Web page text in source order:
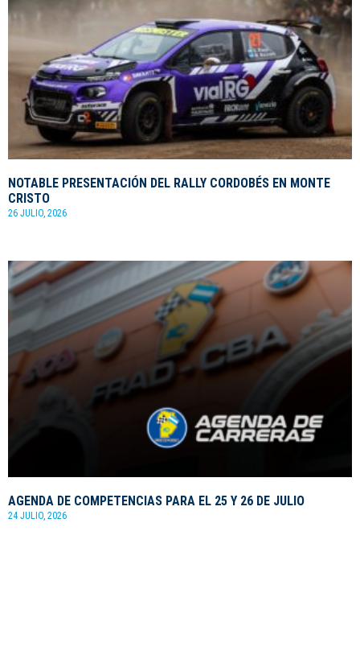
NOTABLE PRESENTACIÓN DEL RALLY CORDOBÉS EN MONTE
CRISTO
26 JULIO, 2026
AGENDA DE COMPETENCIAS PARA EL 25 Y 26 DE JULIO
24 JULIO, 2026